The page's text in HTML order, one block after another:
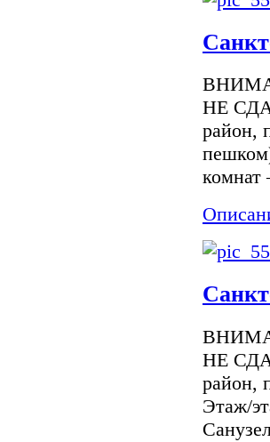
НЕ
район,
комнат
НЕ
район,
Этаж/